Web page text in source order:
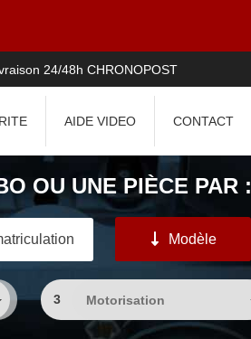
24/48h CHRONOPOST
AIDE VIDEO CONTACT
OU UNE PIÈCE PAR :
Modèle
3